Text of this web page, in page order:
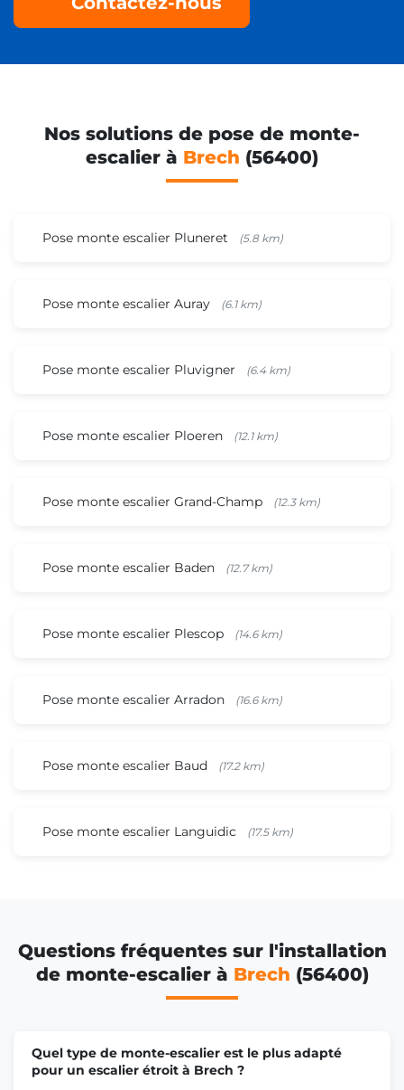
Nos solutions de pose de monte-
escalier à Brech (56400)
Pose monte escalier Pluneret (5.8 km)
Pose monte escalier Auray (6.1 km)
Pose monte escalier Pluvigner (6.4 km)
Pose monte escalier Ploeren (12.1 km)
Pose monte escalier Grand-Champ (12.3 km)
Pose monte escalier Baden (12.7 km)
Pose monte escalier Plescop (14.6 km)
Pose monte escalier Arradon (16.6 km)
Pose monte escalier Baud (17.2 km)
Pose monte escalier Languidic (17.5 km)
Questions fréquentes sur l'installation
de monte-escalier à Brech (56400)
Quel type de monte-escalier est le plus adapté
pour un escalier étroit à Brech ?